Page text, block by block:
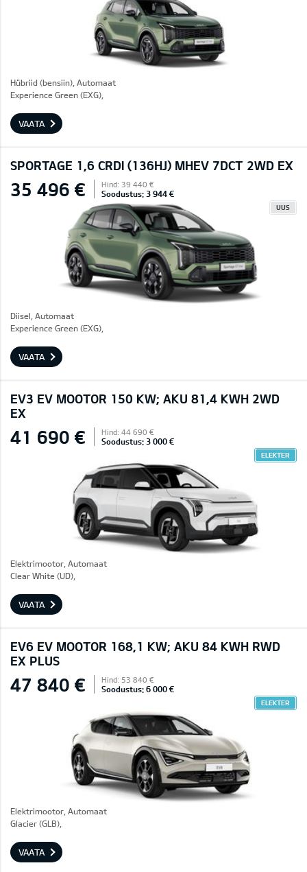
Hübriid (bensiin), Automaat
Experience Green (EXG),
VAATA
SPORTAGE 1,6 CRDI (136HJ) MHEV 7DCT 2WD EX
35 496 € Hind: 39 440 €
Soodustus: 3 944 €
UUS
Diisel, Automaat
Experience Green (EXG),
VAATA
EV3 EV MOOTOR 150 KW; AKU 81,4 KWH 2WD
EX
41 690 € Hind: 44 690 €
Soodustus: 3 000 €
ELEKTER
Elektrimootor, Automaat
Clear White (UD),
VAATA
EV6 EV MOOTOR 168,1 KW; AKU 84 KWH RWD
EX PLUS
47 840 € Hind: 53 840 €
Soodustus: 6 000 €
ELEKTER
Elektrimootor, Automaat
Glacier (GLB),
VAATA